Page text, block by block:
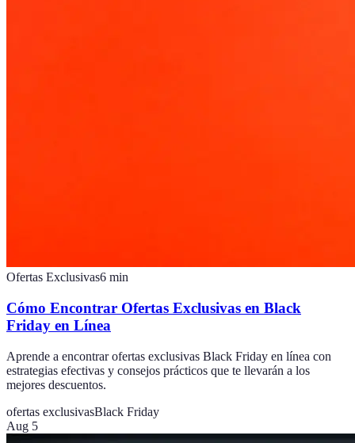
Ofertas Exclusivas6 min
Cómo Encontrar Ofertas Exclusivas en Black
Friday en Línea
Aprende a encontrar ofertas exclusivas Black Friday en línea con
estrategias efectivas y consejos prácticos que te llevarán a los
mejores descuentos.
ofertas exclusivasBlack Friday
Aug 5